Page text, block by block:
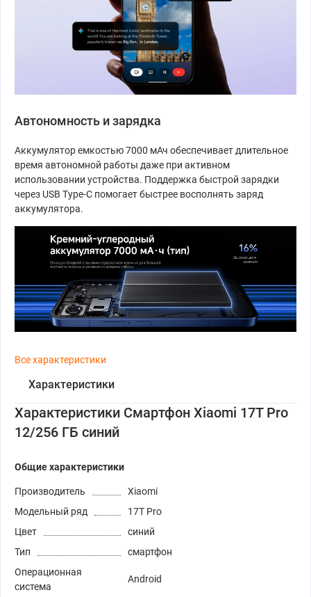
Автономность и зарядка
Аккумулятор емкостью 7000 мАч обеспечивает длительное
время автономной работы даже при активном
использовании устройства. Поддержка быстрой зарядки
через USB Type-C помогает быстрее восполнять заряд
аккумулятора.
Все характеристики
Характеристики
Характеристики Смартфон Xiaomi 17T Pro
12/256 ГБ синий
Общие характеристики
Производитель
Xiaomi
Модельный ряд
17T Pro
Цвет
синий
Тип
смартфон
Операционная
система
Android